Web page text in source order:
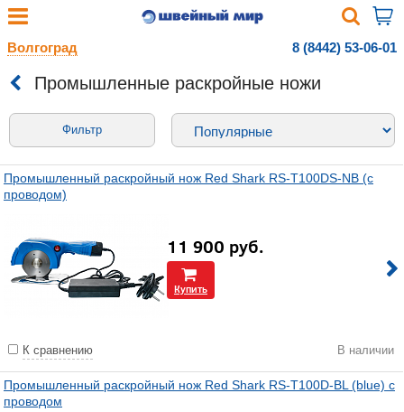
Волгоград 8 (8442) 53-06-01
Промышленные раскройные ножи
Фильтр
Промышленный раскройный нож Red Shark RS-T100DS-NB (с
проводом)
11 900 руб.
Купить
К сравнению В наличии
Промышленный раскройный нож Red Shark RS-T100D-BL (blue) с
проводом